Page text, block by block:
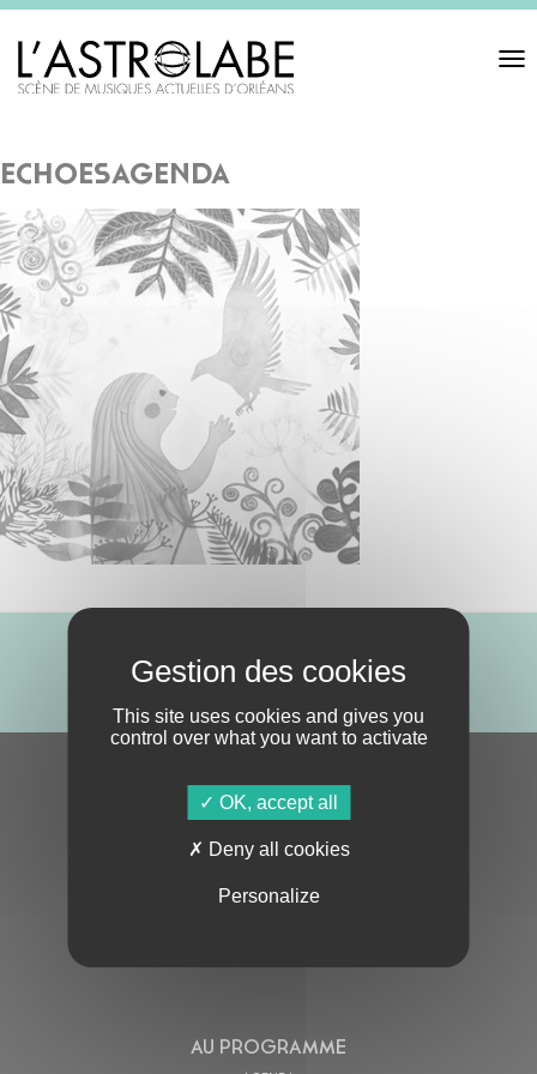
Toggle
echoesagenda
ABONNE-TOI !
S'ABONNER À LA NEWSLETTER
AU PROGRAMME
This site uses cookies and gives you
control over what you want to activate
OK, accept all
Deny all cookies
Personalize